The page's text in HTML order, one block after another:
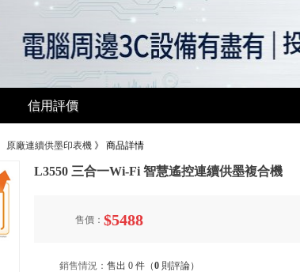
信用評價
原廠連續供墨印表機 》 商品詳情
L3550 三合一Wi-Fi 智慧遙控連續供墨複合機
售價： $5488
銷售情況： 售出 0 件（0 則評論）